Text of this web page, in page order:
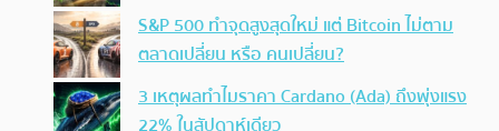
S&P 500 ทำจุดสูงสุดใหม่ แต่ Bitcoin ไม่ตาม
ตลาดเปลี่ยน หรือ คนเปลี่ยน?
3 เหตุผลทำไมราคา Cardano (Ada) ถึงพุ่งแรง